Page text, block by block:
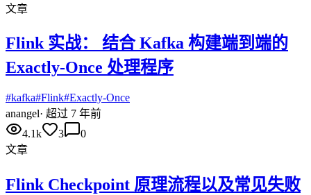
文章
Flink 实战： 结合 Kafka 构建端到端的
Exactly-Once 处理程序
#kafka#Flink#Exactly-Once
anangel· 超过 7 年前
4.1k
3
0
文章
Flink Checkpoint 原理流程以及常见失败